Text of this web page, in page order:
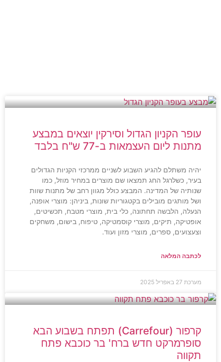
עופר הקניון הגדול וסירקין יוצאים במבצע
מתנות ליום העצמאות ב-77 ש"ח בלבד
יהיה משתלם להגיע השבוע לשניים ממרכזי הקניות הגדולים
בעיר, כשלרגל החג תמצאו שם מוצרים במחיר מוזל, כמו
שנותיה של המדינה. המבצע כולל מגוון רחב של מתנות שוות
ושל מותגים מובילים בקטגוריות שונות, ביניהן: מוצרי אופנה,
הנעלה, הלבשה תחתונה, כלי בית, מוצרי מטבח, תכשיטים,
אופטיקה, תיקים, מוצרי קוסמטיקה, טיפוח, בישום, משחקים
וצעצועים, ספרים, מוצרי מזון ועוד.
לכתבה המלאה
מערכת 27 באפריל 2025
קרפור (Carrefour) תפתח בשבוע הבא
סופרמרקט חדש ברח' בר כוכבא פתח
תקווה